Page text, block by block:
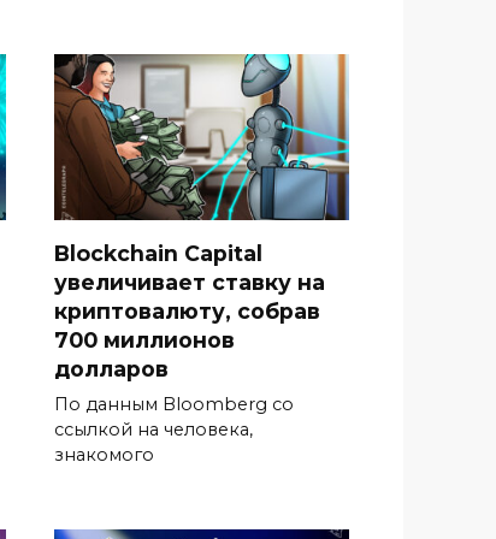
Blockchain Capital
увеличивает ставку на
криптовалюту, собрав
700 миллионов
долларов
По данным Bloomberg со
ссылкой на человека,
знакомого